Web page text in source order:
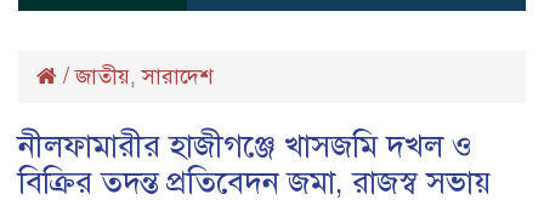
/জাতীয়,সারাদেশ
নীলফামারীর হাজীগঞ্জে খাসজমি দখল ও
বিক্রির তদন্ত প্রতিবেদন জমা, রাজস্ব সভায়